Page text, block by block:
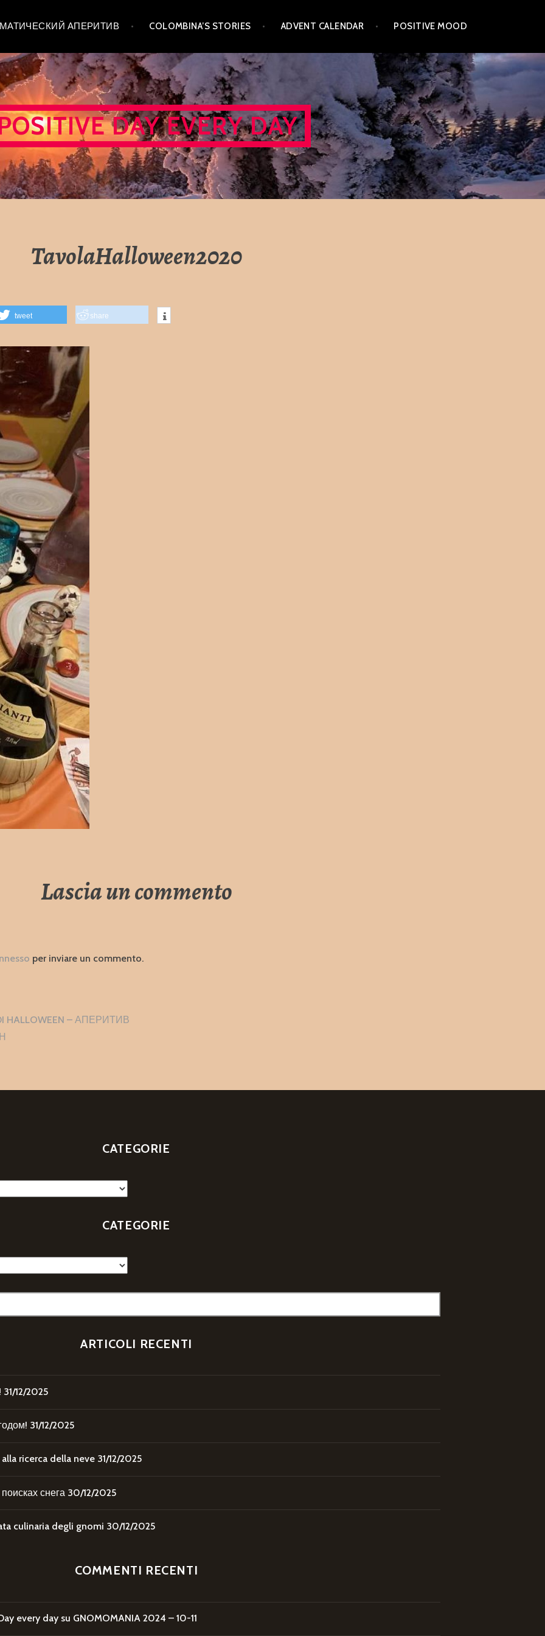
АПЕРИТИВ COLOMBINA’S STORIES ADVENT CALENDAR POSITIVE MOOD
DAY EVERY DAY
TavolaHalloween2020
tweet share
Lascia un commento
per inviare un commento.
HALLOWEEN – АПЕРИТИВ
CATEGORIE
CATEGORIE
ARTICOLI RECENTI
31/12/2025
31/12/2025
ricerca della neve 31/12/2025
снега 30/12/2025
culinaria degli gnomi 30/12/2025
COMMENTI RECENTI
every day su GNOMOMANIA 2024 – 10-11